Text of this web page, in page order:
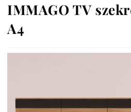
IMMAGO TV
A4